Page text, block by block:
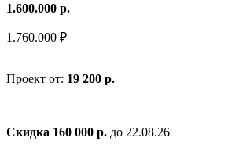
1.600.000 р.
1.760.000 ₽
Проект от: 19 200 р.
Скидка 160 000 р. до 22.08.26